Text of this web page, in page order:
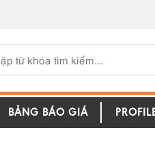
BẢNG BÁO GIÁ